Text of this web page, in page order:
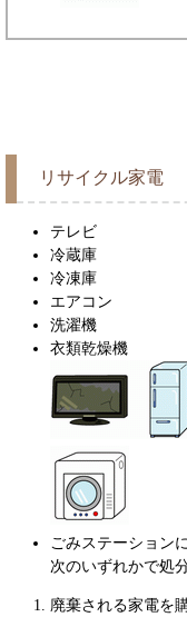
リサイクル家電
テレビ
冷蔵庫
冷凍庫
エアコン
洗濯機
衣類乾燥機
ごみステーション
次のいずれかで処
廃棄される家電を